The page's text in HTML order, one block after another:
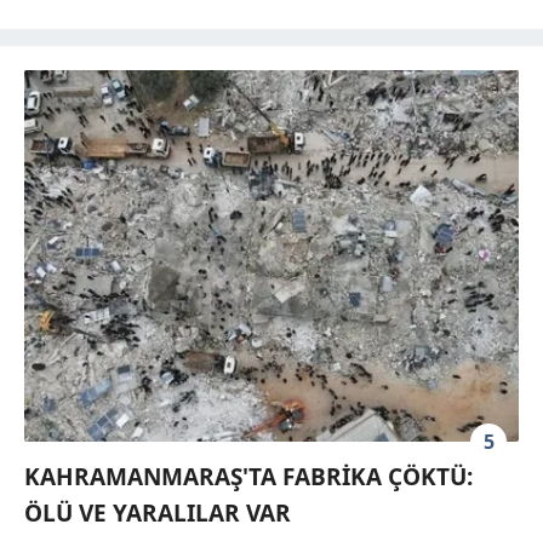
5
KAHRAMANMARAŞ'TA FABRİKA ÇÖKTÜ:
ÖLÜ VE YARALILAR VAR